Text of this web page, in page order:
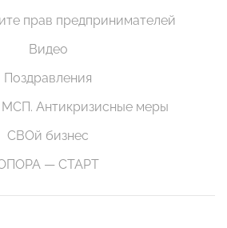
прав предпринимателей
Видео
Поздравления
Антикризисные меры
СВОй бизнес
— СТАРТ